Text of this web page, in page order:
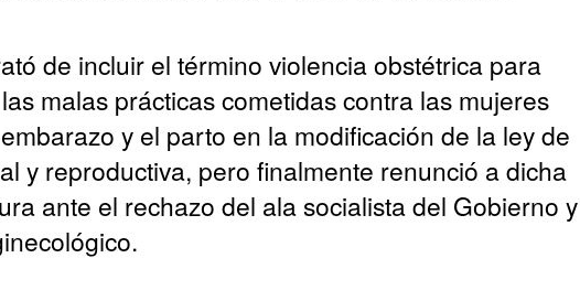
de incluir el término violencia obstétrica para
malas prácticas cometidas contra las mujeres
y el parto en la modificación de la ley de
y reproductiva, pero finalmente renunció a dicha
ante el rechazo del ala socialista del Gobierno y